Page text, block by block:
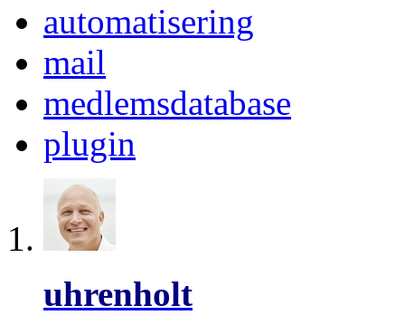
automatisering
mail
medlemsdatabase
plugin
uhrenholt